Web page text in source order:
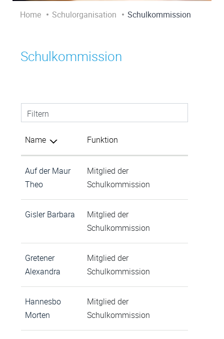
Home Schulorganisation Schulkommission
Schulkommission
Filtern
Name Funktion
Auf der Maur
Theo
Mitglied der
Schulkommission
Gisler Barbara
Mitglied der
Schulkommission
Gretener
Alexandra
Mitglied der
Schulkommission
Hannesbo
Morten
Mitglied der
Schulkommission